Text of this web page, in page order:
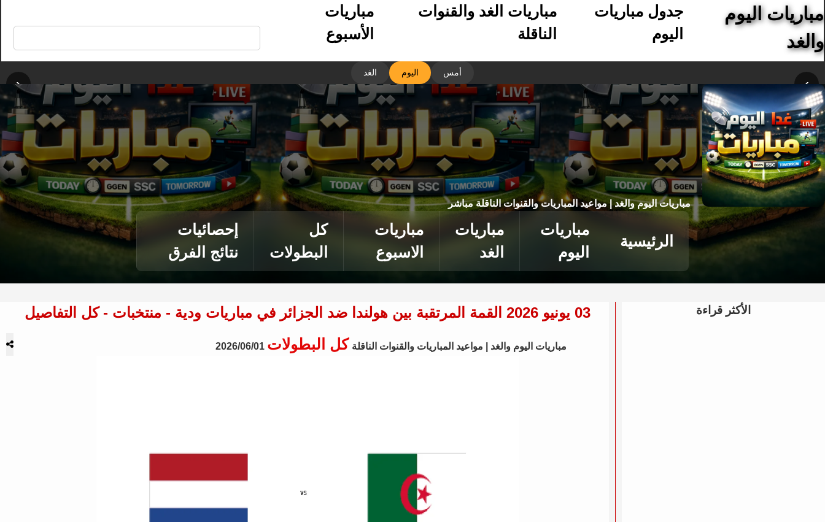
مباريات اليوم
والغد
جدول مباريات
اليوم
مباريات الغد والقنوات
الناقلة
مباريات
الأسبوع
أمس اليوم الغد
‹ ›
مباريات اليوم والغد | مواعيد المباريات والقنوات الناقلة مباشر
الرئيسية
مباريات
اليوم
مباريات
الغد
مباريات
الاسبوع
كل
البطولات
إحصائيات
نتائج الفرق
03 يونيو 2026 القمة المرتقبة بين هولندا ضد الجزائر في مباريات ودية - منتخبات - كل التفاصيل
مباريات اليوم والغد | مواعيد المباريات والقنوات الناقلة كل البطولات 2026/06/01
الأكثر قراءة